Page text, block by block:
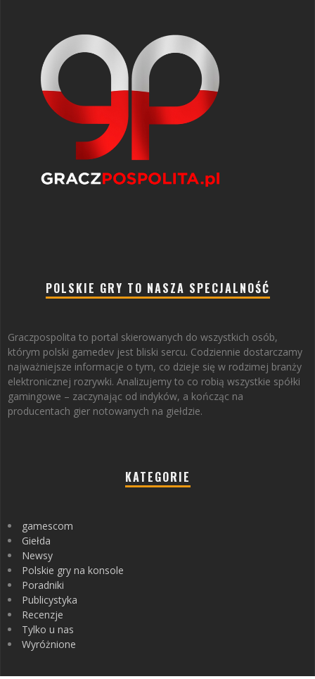
POLSKIE GRY TO NASZA SPECJALNOŚĆ
Graczpospolita to portal skierowanych do wszystkich osób,
którym polski gamedev jest bliski sercu. Codziennie dostarczamy
najważniejsze informacje o tym, co dzieje się w rodzimej branży
elektronicznej rozrywki. Analizujemy to co robią wszystkie spółki
gamingowe – zaczynając od indyków, a kończąc na
producentach gier notowanych na giełdzie.
KATEGORIE
gamescom
Giełda
Newsy
Polskie gry na konsole
Poradniki
Publicystyka
Recenzje
Tylko u nas
Wyróżnione